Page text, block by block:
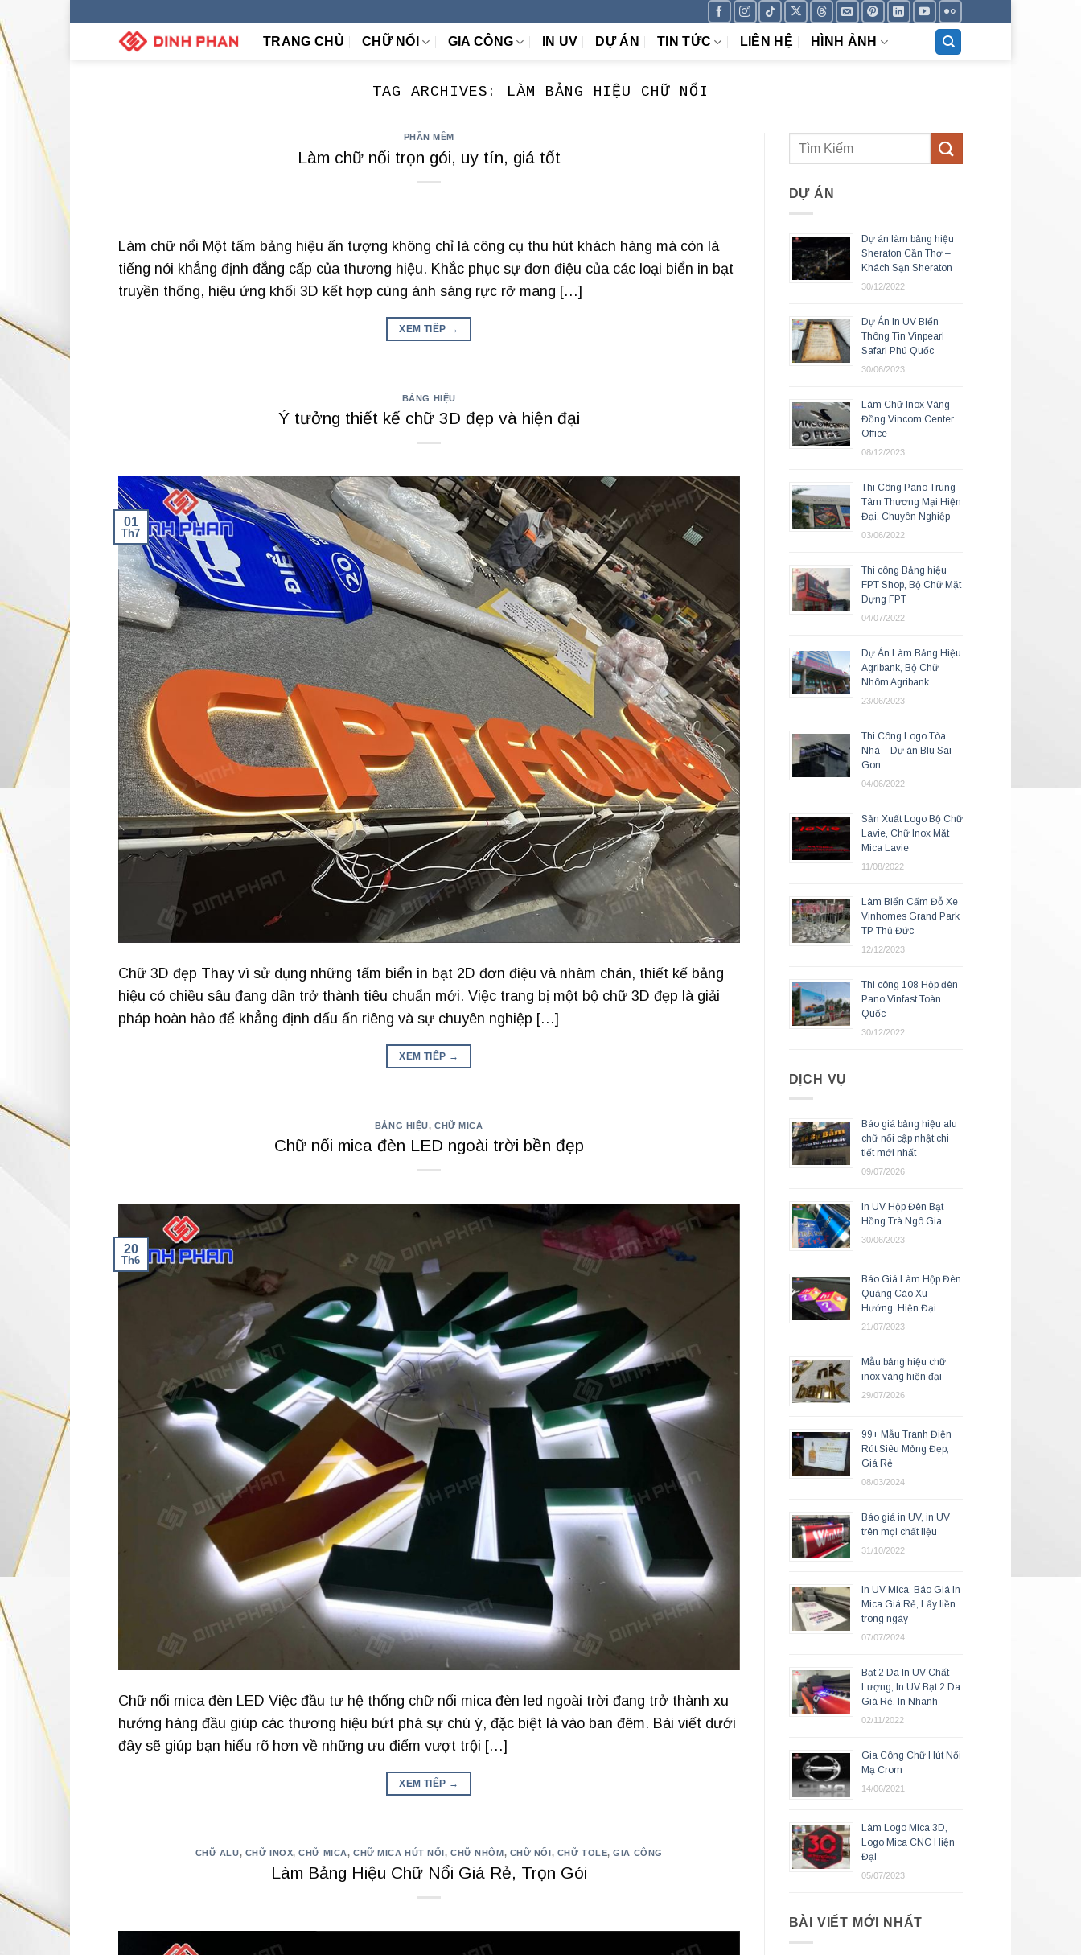
TRANG CHỦ CHỮ NỔI GIA CÔNG IN UV DỰ ÁN TIN TỨC LIÊN HỆ HÌNH ẢNH
TAG ARCHIVES: LÀM BẢNG HIỆU CHỮ NỔI
PHẦN MỀM
Làm chữ nổi trọn gói, uy tín, giá tốt
Làm chữ nổi Một tấm bảng hiệu ấn tượng không chỉ là công cụ thu hút khách hàng mà còn là
tiếng nói khẳng định đẳng cấp của thương hiệu. Khắc phục sự đơn điệu của các loại biển in bạt
truyền thống, hiệu ứng khối 3D kết hợp cùng ánh sáng rực rỡ mang […]
XEM TIẾP →
BẢNG HIỆU
Ý tưởng thiết kế chữ 3D đẹp và hiện đại
01
Th7
Chữ 3D đẹp Thay vì sử dụng những tấm biển in bạt 2D đơn điệu và nhàm chán, thiết kế bảng
hiệu có chiều sâu đang dần trở thành tiêu chuẩn mới. Việc trang bị một bộ chữ 3D đẹp là giải
pháp hoàn hảo để khẳng định dấu ấn riêng và sự chuyên nghiệp […]
XEM TIẾP →
BẢNG HIỆU,CHỮ MICA
Chữ nổi mica đèn LED ngoài trời bền đẹp
20
Th6
Chữ nổi mica đèn LED Việc đầu tư hệ thống chữ nổi mica đèn led ngoài trời đang trở thành xu
hướng hàng đầu giúp các thương hiệu bứt phá sự chú ý, đặc biệt là vào ban đêm. Bài viết dưới
đây sẽ giúp bạn hiểu rõ hơn về những ưu điểm vượt trội […]
XEM TIẾP →
CHỮ ALU, CHỮ INOX,CHỮ MICA, CHỮ MICA HÚT NỔI,CHỮ NHÔM, CHỮ NỔI, CHỮ TOLE,GIA CÔNG
Làm Bảng Hiệu Chữ Nổi Giá Rẻ, Trọn Gói
DỰ ÁN
Dự án làm bảng hiệu
Sheraton Cần Thơ –
Khách Sạn Sheraton
30/12/2022
Dự Án In UV Biển
Thông Tin Vinpearl
Safari Phú Quốc
30/06/2023
Làm Chữ Inox Vàng
Đồng Vincom Center
Office
08/12/2023
Thi Công Pano Trung
Tâm Thương Mại Hiện
Đại, Chuyên Nghiệp
03/06/2022
Thi công Bảng hiệu
FPT Shop, Bộ Chữ Mặt
Dựng FPT
04/07/2022
Dự Án Làm Bảng Hiệu
Agribank, Bộ Chữ
Nhôm Agribank
23/06/2023
Thi Công Logo Tòa
Nhà – Dự án Blu Sai
Gon
04/06/2022
Sản Xuất Logo Bộ Chữ
Lavie, Chữ Inox Mặt
Mica Lavie
11/08/2022
Làm Biển Cấm Đỗ Xe
Vinhomes Grand Park
TP Thủ Đức
12/12/2023
Thi công 108 Hộp đèn
Pano Vinfast Toàn
Quốc
30/12/2022
DỊCH VỤ
Báo giá bảng hiệu alu
chữ nổi cập nhật chi
tiết mới nhất
09/07/2026
In UV Hộp Đèn Bạt
Hồng Trà Ngô Gia
30/06/2023
Báo Giá Làm Hộp Đèn
Quảng Cáo Xu
Hướng, Hiện Đại
21/07/2023
Mẫu bảng hiệu chữ
inox vàng hiện đại
29/07/2026
99+ Mẫu Tranh Điện
Rút Siêu Mỏng Đẹp,
Giá Rẻ
08/03/2024
Báo giá in UV, in UV
trên mọi chất liệu
31/10/2022
In UV Mica, Báo Giá In
Mica Giá Rẻ, Lấy liền
trong ngày
07/07/2024
Bạt 2 Da In UV Chất
Lượng, In UV Bạt 2 Da
Giá Rẻ, In Nhanh
02/11/2022
Gia Công Chữ Hút Nổi
Mạ Crom
14/06/2021
Làm Logo Mica 3D,
Logo Mica CNC Hiện
Đại
05/07/2023
BÀI VIẾT MỚI NHẤT